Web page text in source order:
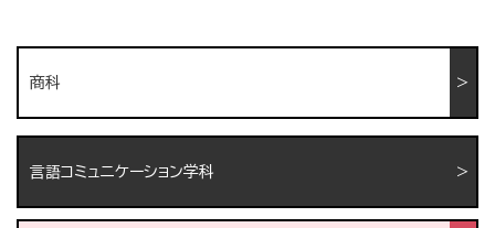
商科
言語コミュニケーション学科